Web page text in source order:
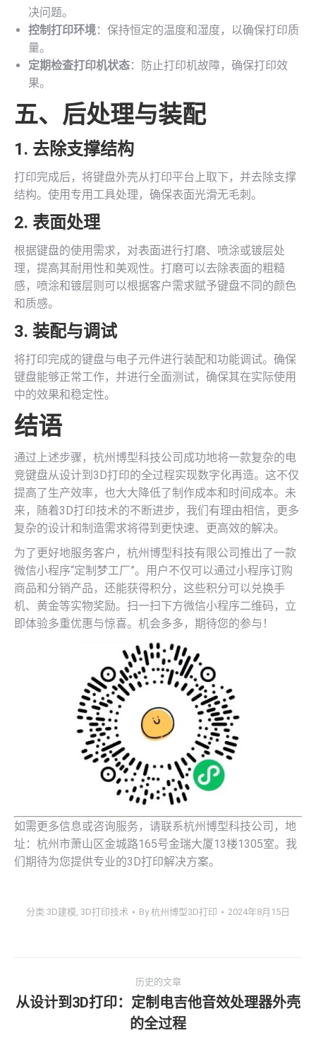
决问题。
控制打印环境：保持恒定的温度和湿度，以确保打印质
量。
定期检查打印机状态：防止打印机故障，确保打印效
果。
五、后处理与装配
1. 去除支撑结构
打印完成后，将键盘外壳从打印平台上取下，并去除支撑
结构。使用专用工具处理，确保表面光滑无毛刺。
2. 表面处理
根据键盘的使用需求，对表面进行打磨、喷涂或镀层处
理，提高其耐用性和美观性。打磨可以去除表面的粗糙
感，喷涂和镀层则可以根据客户需求赋予键盘不同的颜色
和质感。
3. 装配与调试
将打印完成的键盘与电子元件进行装配和功能调试。确保
键盘能够正常工作，并进行全面测试，确保其在实际使用
中的效果和稳定性。
结语
通过上述步骤，杭州博型科技公司成功地将一款复杂的电
竞键盘从设计到3D打印的全过程实现数字化再造。这不仅
提高了生产效率，也大大降低了制作成本和时间成本。未
来，随着3D打印技术的不断进步，我们有理由相信，更多
复杂的设计和制造需求将得到更快速、更高效的解决。
为了更好地服务客户，杭州博型科技有限公司推出了一款
微信小程序“定制梦工厂”。用户不仅可以通过小程序订购
商品和分销产品，还能获得积分，这些积分可以兑换手
机、黄金等实物奖励。扫一扫下方微信小程序二维码，立
即体验多重优惠与惊喜。机会多多，期待您的参与！
如需更多信息或咨询服务，请联系杭州博型科技公司，地
址：杭州市萧山区金城路165号金瑞大厦13楼1305室。我
们期待为您提供专业的3D打印解决方案。
分类 3D建模 3D打印技术 By杭州博型3D打印 2024年8月15日
章
历史的文章
历
史
从设计到3D打印：定制电吉他音效处理器外壳
的全过程